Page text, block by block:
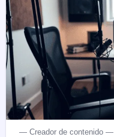
— Creador de contenido —